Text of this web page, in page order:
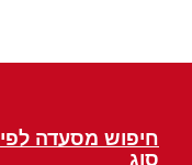
חיפוש מסעדה לפי
סוג